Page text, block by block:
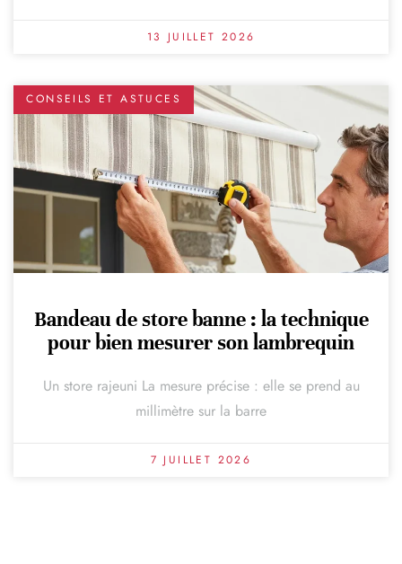
13 JUILLET 2026
CONSEILS ET ASTUCES
Bandeau de store banne : la technique
pour bien mesurer son lambrequin
Un store rajeuni La mesure précise : elle se prend au
millimètre sur la barre
7 JUILLET 2026